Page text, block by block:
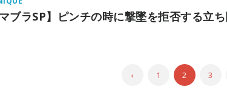
マブラSP】ピンチの時に撃墜を拒否する立
‹ 1 2 3